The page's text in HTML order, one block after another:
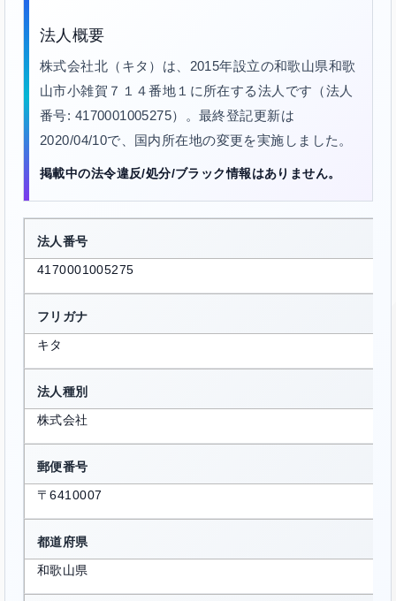
法人概要
株式会社北（キタ）は、2015年設立の和歌山県和歌
山市小雑賀７１４番地１に所在する法人です（法人
番号: 4170001005275）。最終登記更新は
2020/04/10で、国内所在地の変更を実施しました。
掲載中の法令違反/処分/ブラック情報はありません。
法人番号
4170001005275
フリガナ
キタ
法人種別
株式会社
郵便番号
〒6410007
都道府県
和歌山県